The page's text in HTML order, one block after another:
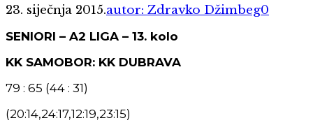
23. siječnja 2015.autor: Zdravko Džimbeg0
SENIORI – A2 LIGA – 13. kolo
KK SAMOBOR: KK DUBRAVA
79 : 65 (44 : 31)
(20:14,24:17,12:19,23:15)